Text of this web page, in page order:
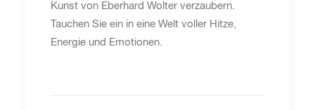
Kunst von Eberhard Wolter verzaubern.
Tauchen Sie ein in eine Welt voller Hitze,
Energie und Emotionen.